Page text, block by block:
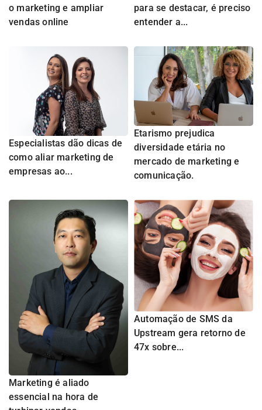
o marketing e ampliar
vendas online
para se destacar, é preciso
entender a...
Especialistas dão dicas de
como aliar marketing de
empresas ao...
Etarismo prejudica
diversidade etária no
mercado de marketing e
comunicação.
Marketing é aliado
essencial na hora de
Automação de SMS da
Upstream gera retorno de
47x sobre...